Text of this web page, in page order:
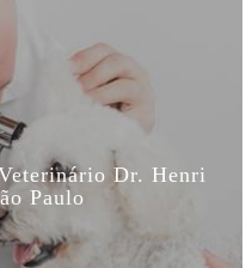
Dr. Henri
Paulo